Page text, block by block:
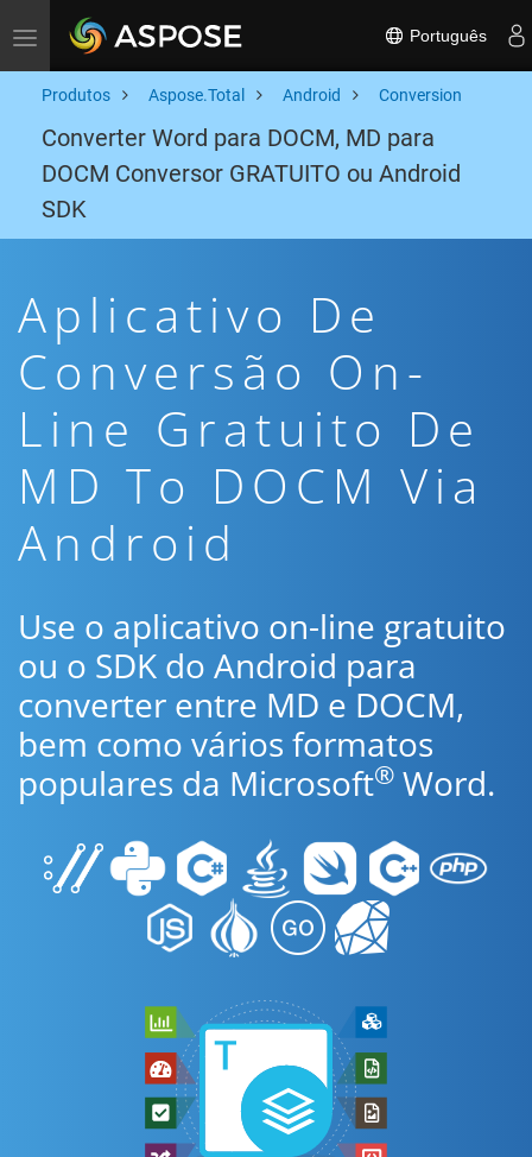
Toggle navigation Português
Produtos Aspose.Total Android Conversion
Converter Word para DOCM, MD para
DOCM Conversor GRATUITO ou Android
SDK
Aplicativo De
Conversão On-
Line Gratuito De
MD To DOCM Via
Android
Use o aplicativo on-line gratuito
ou o SDK do Android para
converter entre MD e DOCM,
bem como vários formatos
populares da Microsoft® Word.